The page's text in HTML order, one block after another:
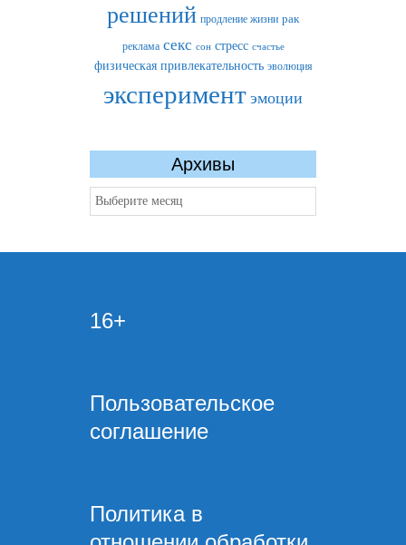
решений продление жизни рак
реклама секс сон стресс счастье
физическая привлекательность эволюция
эксперимент эмоции
Архивы
Архивы
16+
Пользовательское
соглашение
Политика в